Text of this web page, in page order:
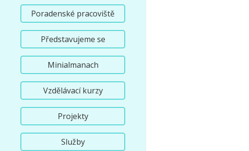
Poradenské pracoviště
Představujeme se
Minialmanach
Vzdělávací kurzy
Projekty
Služby